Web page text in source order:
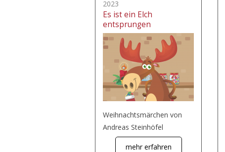
2023
Es ist ein Elch
entsprungen
Weihnachtsmärchen von
Andreas Steinhöfel
mehr erfahren